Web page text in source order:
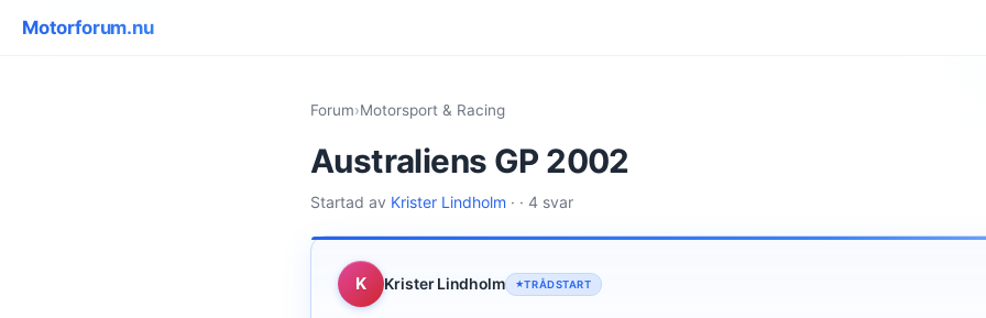
Motorforum.nu
Forum›Motorsport & Racing
Australiens GP 2002
Startad av Krister Lindholm · · 4 svar
K Krister Lindholm TRÅDSTART